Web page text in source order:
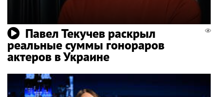
Павел Текучев раскрыл
реальные суммы гонораров
актеров в Украине